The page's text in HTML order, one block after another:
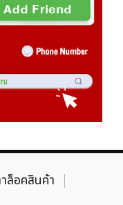
ล็อคสินค้า